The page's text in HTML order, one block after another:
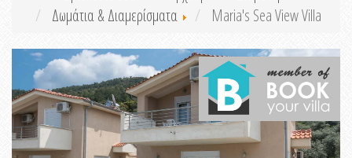
Δωμάτια & Διαμερίσματα
Maria's Sea View Villa